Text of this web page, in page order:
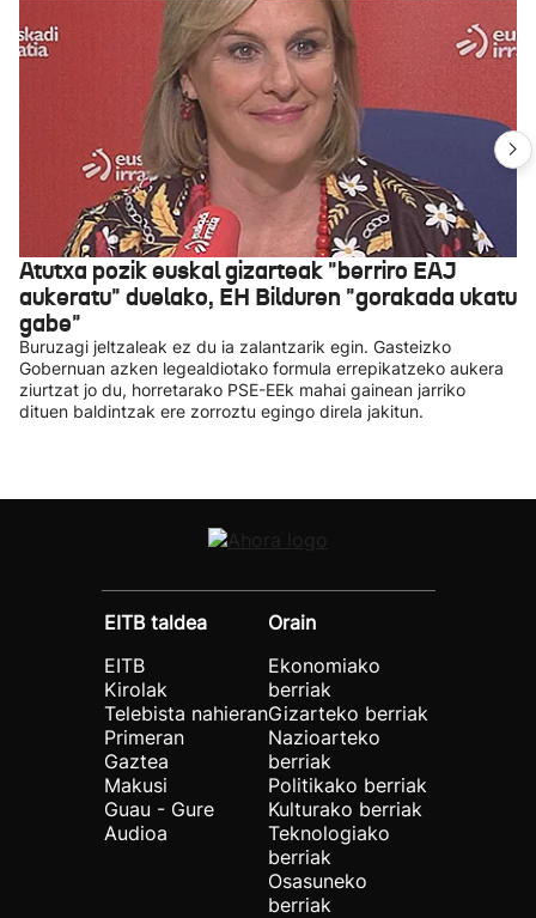
Atutxa pozik euskal gizarteak "berriro EAJ
aukeratu" duelako, EH Bilduren "gorakada ukatu
gabe"
Buruzagi jeltzaleak ez du ia zalantzarik egin. Gasteizko
Gobernuan azken legealdiotako formula errepikatzeko aukera
ziurtzat jo du, horretarako PSE-EEk mahai gainean jarriko
dituen baldintzak ere zorroztu egingo direla jakitun.
EITB taldea
EITB
Kirolak
Telebista nahieran
Primeran
Gaztea
Makusi
Guau - Gure
Audioa
Orain
Ekonomiako
berriak
Gizarteko berriak
Nazioarteko
berriak
Politikako berriak
Kulturako berriak
Teknologiako
berriak
Osasuneko
berriak